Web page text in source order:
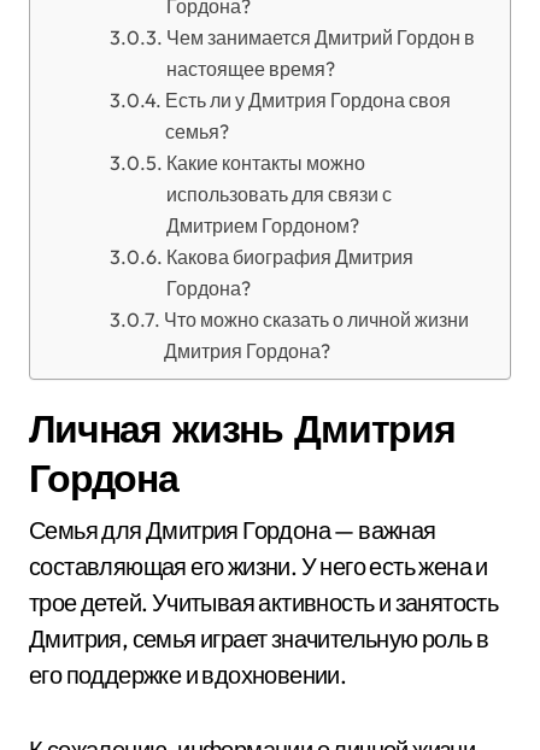
Гордона?
Чем занимается Дмитрий Гордон в
настоящее время?
Есть ли у Дмитрия Гордона своя
семья?
Какие контакты можно
использовать для связи с
Дмитрием Гордоном?
Какова биография Дмитрия
Гордона?
Что можно сказать о личной жизни
Дмитрия Гордона?
Личная жизнь Дмитрия
Гордона
Семья для Дмитрия Гордона — важная
составляющая его жизни. У него есть жена и
трое детей. Учитывая активность и занятость
Дмитрия, семья играет значительную роль в
его поддержке и вдохновении.